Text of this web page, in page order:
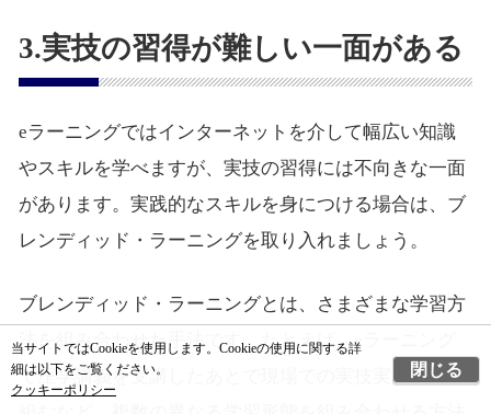
3.実技の習得が難しい一面がある
eラーニングではインターネットを介して幅広い知識
やスキルを学べますが、実技の習得には不向きな一面
があります。実践的なスキルを身につける場合は、ブ
レンディッド・ラーニングを取り入れましょう。
ブレンディッド・ラーニングとは、さまざまな学習方
法を組み合わせた手法です。たとえば、eラーニング
で座学講義を受講したあとで現場での実技実習に取り
当サイトではCookieを使用します。Cookieの使用に関する詳
細は以下をご覧ください。
クッキーポリシー
閉じる